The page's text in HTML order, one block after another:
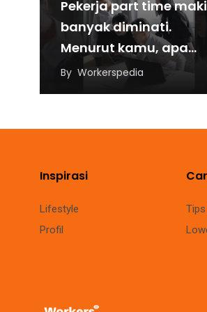
Pekerja part time
banyak diminati.
Menurut kamu, apa
penyebabnya?
#parttimejob #work
By Workerspedia
Inspirasi
Lifestyle
Profil